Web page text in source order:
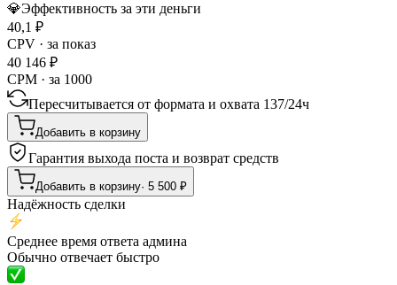
💎Эффективность за эти деньги
40,1 ₽
CPV · за показ
40 146 ₽
CPM · за 1000
Пересчитывается от формата и охвата 137/24ч
Добавить в корзину
Гарантия выхода поста и возврат средств
Добавить в корзину· 5 500 ₽
Надёжность сделки
Среднее время ответа админа
Обычно отвечает быстро